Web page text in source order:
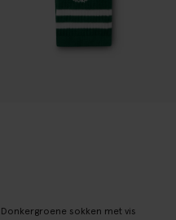
Donkergroene sokken met vis